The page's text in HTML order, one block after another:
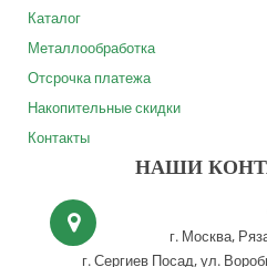
Каталог
Металлообработка
Отсрочка платежа
Накопительные скидки
Контакты
НАШИ
г. Москва,
г. Сергиев Посад,ул.